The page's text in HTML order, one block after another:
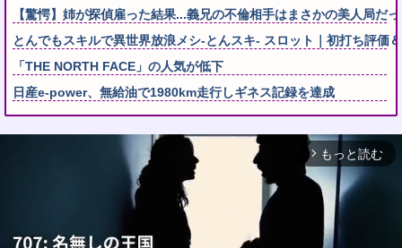
【驚愕】姉が探偵雇った結果...義兄の不倫相手はまさかの美人局だ
とんでもスキルで異世界放浪メシ-とんスキ- スロット｜初打ち評価
「THE NORTH FACE」の人気が低下
日産e-power、無給油で1980km走行しギネス記録を達成
arrow_forward_ios もっと読む